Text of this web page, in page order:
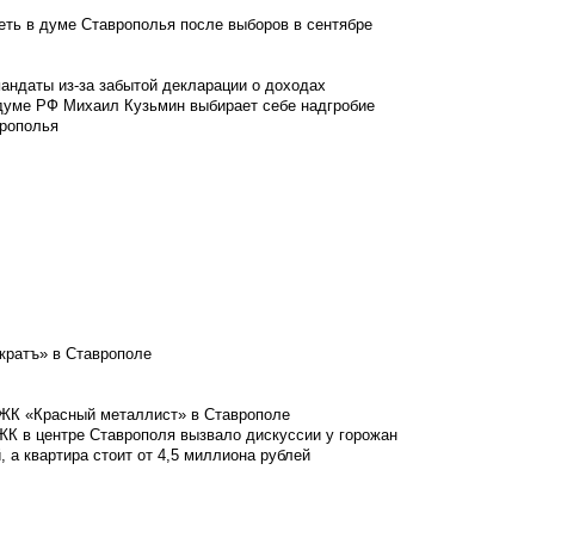
в думе Ставрополья после выборов в сентябре
из-за забытой декларации о доходах
РФ Михаил Кузьмин выбирает себе надгробие
в Ставрополе
«Красный металлист» в Ставрополе
в центре Ставрополя вызвало дискуссии у горожан
квартира стоит от 4,5 миллиона рублей